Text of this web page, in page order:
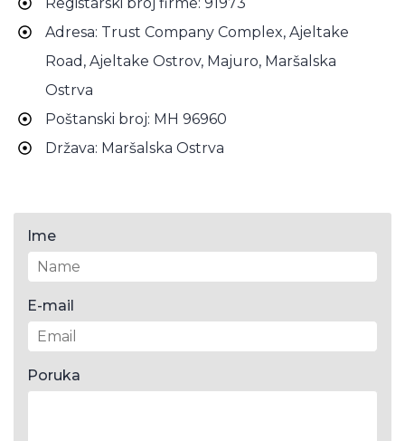
Registarski broj firme: 91973
Adresa: Trust Company Complex, Ajeltake
Road, Ajeltake Ostrov, Majuro, Maršalska
Ostrva
Poštanski broj: MH 96960
Država: Maršalska Ostrva
Ime
E-mail
Poruka